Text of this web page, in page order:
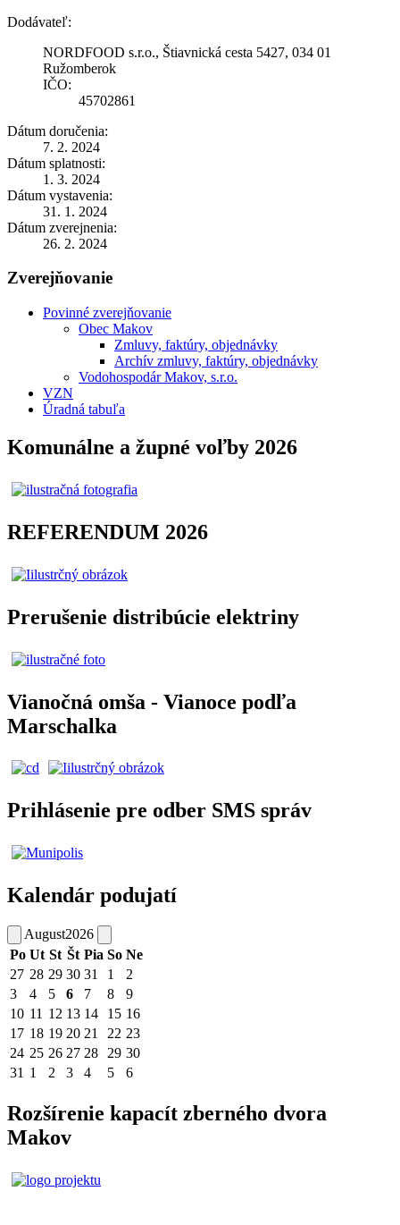
Dodávateľ:
NORDFOOD s.r.o., Štiavnická cesta 5427, 034 01
Ružomberok
IČO:
45702861
Dátum doručenia:
7. 2. 2024
Dátum splatnosti:
1. 3. 2024
Dátum vystavenia:
31. 1. 2024
Dátum zverejnenia:
26. 2. 2024
Zverejňovanie
Povinné zverejňovanie
Obec Makov
Zmluvy, faktúry, objednávky
Archív zmluvy, faktúry, objednávky
Vodohospodár Makov, s.r.o.
VZN
Úradná tabuľa
Komunálne a župné voľby 2026
REFERENDUM 2026
Prerušenie distribúcie elektriny
Vianočná omša - Vianoce podľa
Marschalka
Prihlásenie pre odber SMS správ
Kalendár podujatí
August2026
Po Ut St Št Pia So Ne
27 28 29 30 31 1
2
3
4 5 6 7 8
9
10 11 12 13 14 15 16
17 18 19 20 21 22 23
24 25 26 27 28 29 30
31 1 2 3 4 5 6
Rozšírenie kapacít zberného dvora
Makov